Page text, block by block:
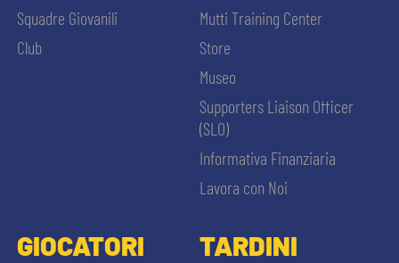
Squadre Giovanili
Club
Mutti Training Center
Store
Museo
Supporters Liaison Officer
(SLO)
Informativa Finanziaria
Lavora con Noi
GIOCATORI TARDINI